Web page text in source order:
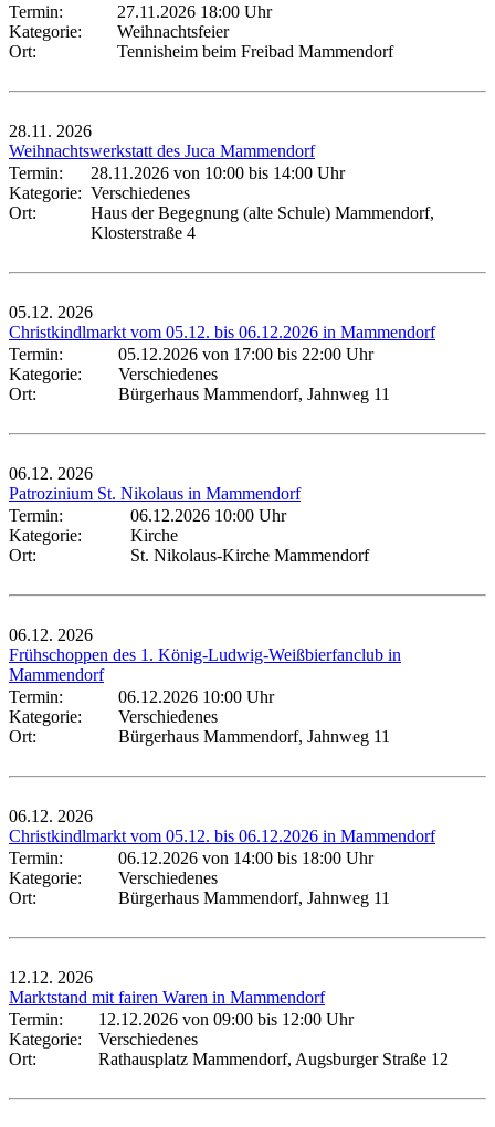
Termin:
27.11.2026 18:00 Uhr
Kategorie:
Weihnachtsfeier
Ort:
Tennisheim beim Freibad Mammendorf
28.11. 2026
Weihnachtswerkstatt des Juca Mammendorf
Termin:
28.11.2026 von 10:00 bis 14:00 Uhr
Kategorie: Verschiedenes
Ort:
Haus der Begegnung (alte Schule) Mammendorf,
Klosterstraße 4
05.12. 2026
Christkindlmarkt vom 05.12. bis 06.12.2026 in Mammendorf
Termin:
05.12.2026 von 17:00 bis 22:00 Uhr
Kategorie:
Verschiedenes
Ort:
Bürgerhaus Mammendorf, Jahnweg 11
06.12. 2026
Patrozinium St. Nikolaus in Mammendorf
Termin:
06.12.2026 10:00 Uhr
Kategorie:
Kirche
Ort:
St. Nikolaus-Kirche Mammendorf
06.12. 2026
Frühschoppen des 1. König-Ludwig-Weißbierfanclub in
Mammendorf
Termin:
06.12.2026 10:00 Uhr
Kategorie:
Verschiedenes
Ort:
Bürgerhaus Mammendorf, Jahnweg 11
06.12. 2026
Christkindlmarkt vom 05.12. bis 06.12.2026 in Mammendorf
Termin:
06.12.2026 von 14:00 bis 18:00 Uhr
Kategorie:
Verschiedenes
Ort:
Bürgerhaus Mammendorf, Jahnweg 11
12.12. 2026
Marktstand mit fairen Waren in Mammendorf
Termin:
12.12.2026 von 09:00 bis 12:00 Uhr
Kategorie:
Verschiedenes
Ort:
Rathausplatz Mammendorf, Augsburger Straße 12